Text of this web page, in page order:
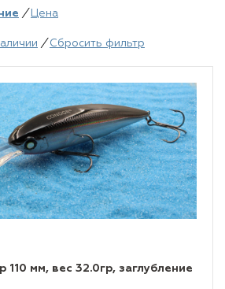
/ Цена
/ Сбросить фильтр
110 мм, вес 32.0гр, заглубление